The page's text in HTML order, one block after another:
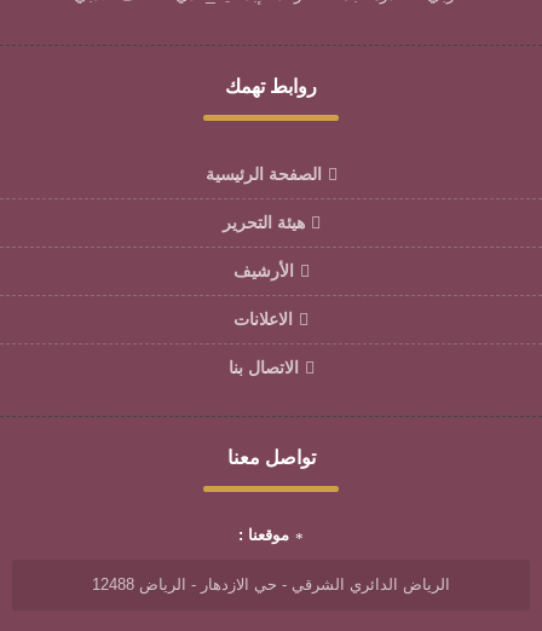
روابط تهمك
الصفحة الرئيسية
هيئة التحرير
الأرشيف
الاعلانات
الاتصال بنا
تواصل معنا
موقعنا :
الرياض الدائري الشرقي - حي الازدهار - الرياض 12488